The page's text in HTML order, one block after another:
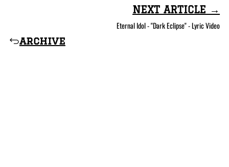
archive
NEXT ARTICLE →
Eternal Idol - "Dark Eclipse" - Lyric Video